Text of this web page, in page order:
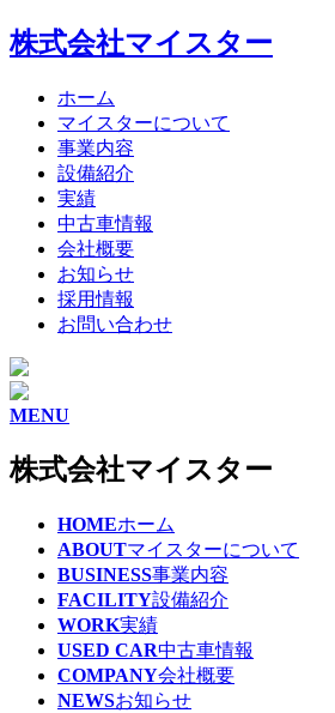
株式会社マイスター
ホーム
マイスターについて
事業内容
設備紹介
実績
中古車情報
会社概要
お知らせ
採用情報
お問い合わせ
MENU
株式会社マイスター
HOMEホーム
ABOUTマイスターについて
BUSINESS事業内容
FACILITY設備紹介
WORK実績
USED CAR中古車情報
COMPANY会社概要
NEWSお知らせ